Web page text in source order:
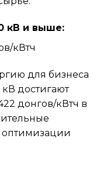
кВ и выше:
кВтч
для бизнеса
достигают
донгов/кВтч в